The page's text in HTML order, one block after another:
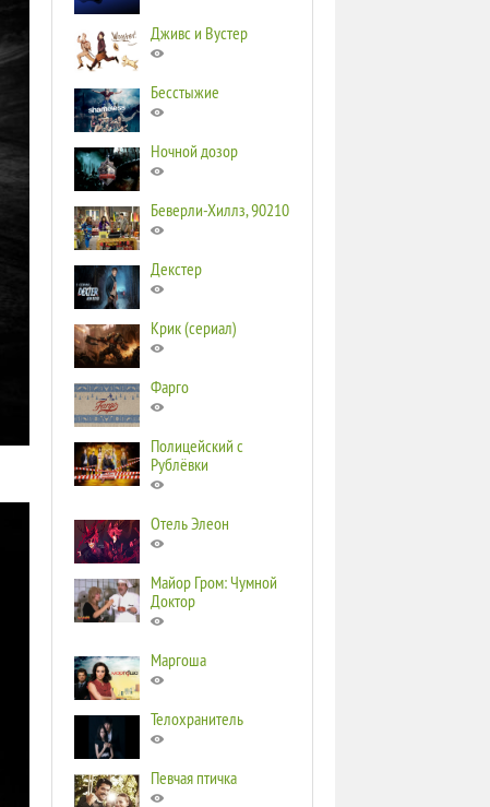
Дживс и Вустер
Бесстыжие
Ночной дозор
Беверли-Хиллз, 90210
Декстер
Крик (сериал)
Фарго
Полицейский с
Рублёвки
Отель Элеон
Майор Гром: Чумной
Доктор
Маргоша
Телохранитель
Певчая птичка